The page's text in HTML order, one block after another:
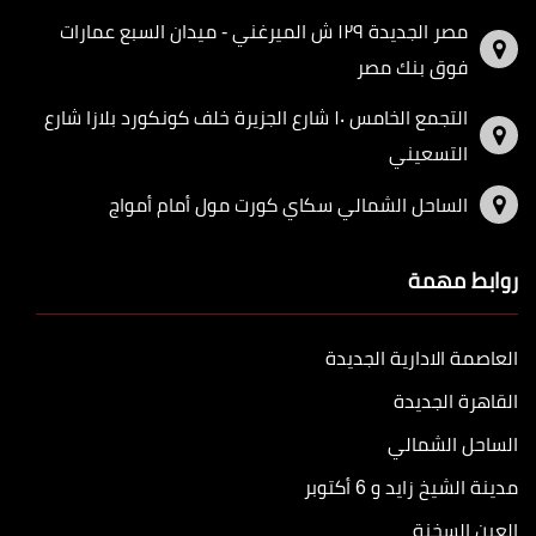
مصر الجديدة ١٢٩ ش الميرغني - ميدان السبع عمارات
فوق بنك مصر
التجمع الخامس ١٠ شارع الجزيرة خلف كونكورد بلازا شارع
التسعيني
الساحل الشمالي سكاي كورت مول أمام أمواج
روابط مهمة
العاصمة الادارية الجديدة
القاهرة الجديدة
الساحل الشمالي
مدينة الشيخ زايد و 6 أكتوبر